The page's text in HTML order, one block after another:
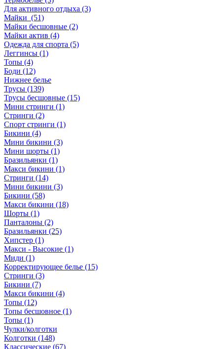
Для активного отдыха (3)
Майки (51)
Майки бесшовные (2)
Майки актив (4)
Одежда для спорта (5)
Леггинсы (1)
Топы (4)
Боди (12)
Нижнее белье
Трусы (139)
Трусы бесшовные (15)
Мини стринги (1)
Стринги (2)
Спорт стринги (1)
Бикини (4)
Мини бикини (3)
Мини шорты (1)
Бразильянки (1)
Макси бикини (1)
Стринги (14)
Мини бикини (3)
Бикини (58)
Макси бикини (18)
Шорты (1)
Панталоны (2)
Бразильянки (25)
Хипстер (1)
Макси - Высокие (1)
Миди (1)
Корректирующее белье (15)
Стринги (3)
Бикини (7)
Макси бикини (4)
Топы (12)
Топы бесшовное (1)
Топы (1)
Чулки/колготки
Колготки (148)
Классические (67)